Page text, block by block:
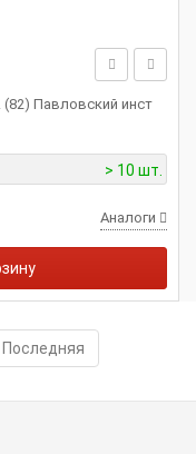
Павловский инст
> 10 шт.
Аналоги
Последняя